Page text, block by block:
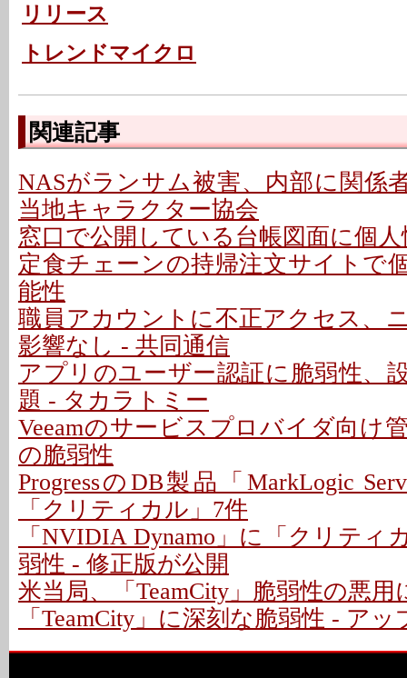
リリース
トレンドマイクロ
関連記事
NASがランサム被害、内部に関係
当地キャラクター協会
窓口で公開している台帳図面に個
定食チェーンの持帰注文サイトで
能性
職員アカウントに不正アクセス、
影響なし - 共同通信
アプリのユーザー認証に脆弱性、
題 - タカラトミー
Veeamのサービスプロバイダ向け
の脆弱性
ProgressのDB製品「MarkLogic
「クリティカル」7件
「NVIDIA Dynamo」に「クリティ
弱性 - 修正版が公開
米当局、「TeamCity」脆弱性の悪用
「TeamCity」に深刻な脆弱性 - ア